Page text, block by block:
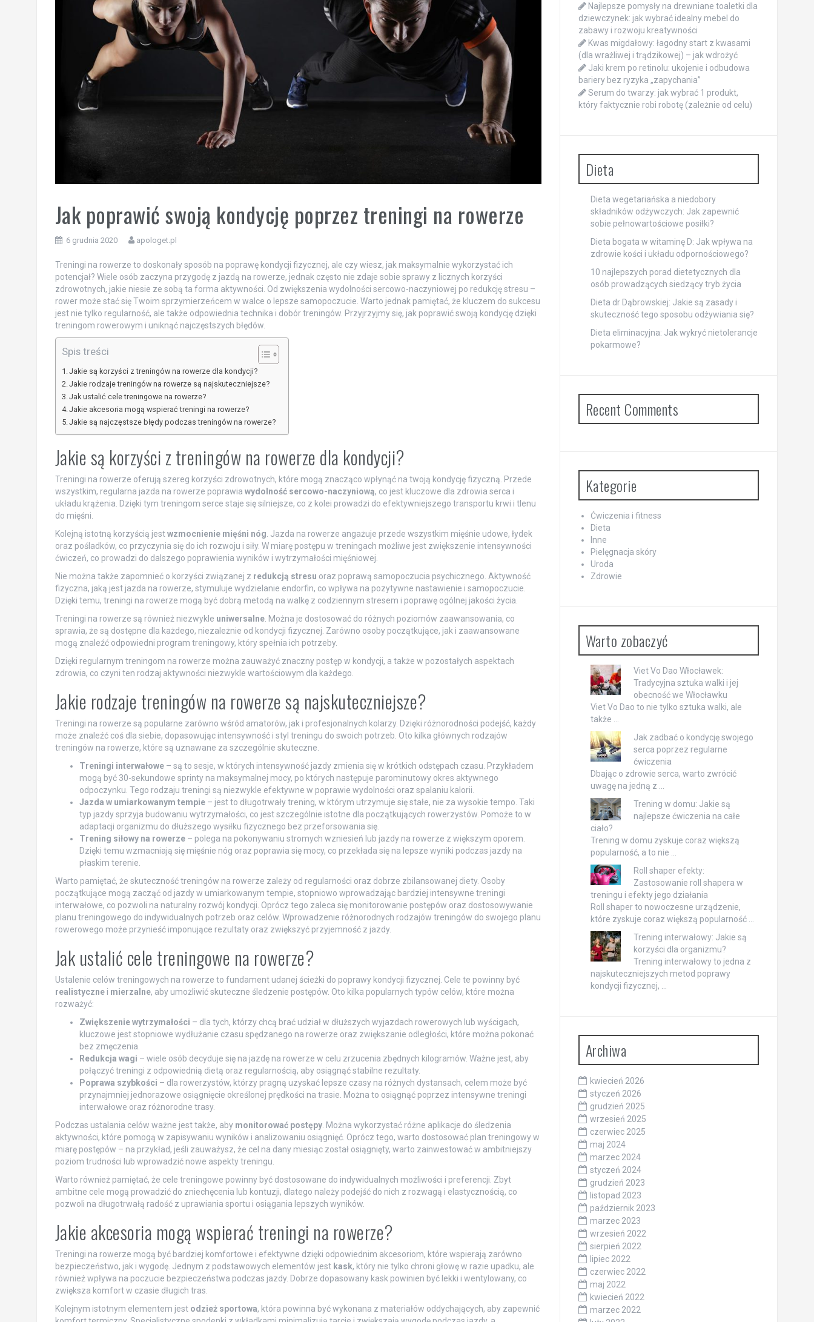
Jak poprawić swoją kondycję poprzez treningi na rowerze
6 grudnia 2020 apologet.pl
Treningi na rowerze to doskonały sposób na poprawę kondycji fizycznej, ale czy wiesz, jak maksymalnie wykorzystać ich
potencjał? Wiele osób zaczyna przygodę z jazdą na rowerze, jednak często nie zdaje sobie sprawy z licznych korzyści
zdrowotnych, jakie niesie ze sobą ta forma aktywności. Od zwiększenia wydolności sercowo-naczyniowej po redukcję stresu –
rower może stać się Twoim sprzymierzeńcem w walce o lepsze samopoczucie. Warto jednak pamiętać, że kluczem do sukcesu
jest nie tylko regularność, ale także odpowiednia technika i dobór treningów. Przyjrzyjmy się, jak poprawić swoją kondycję dzięki
treningom rowerowym i uniknąć najczęstszych błędów.
Spis treści
Jakie są korzyści z treningów na rowerze dla kondycji?
Jakie rodzaje treningów na rowerze są najskuteczniejsze?
Jak ustalić cele treningowe na rowerze?
Jakie akcesoria mogą wspierać treningi na rowerze?
Jakie są najczęstsze błędy podczas treningów na rowerze?
Jakie są korzyści z treningów na rowerze dla kondycji?
Treningi na rowerze oferują szereg korzyści zdrowotnych, które mogą znacząco wpłynąć na twoją kondycję fizyczną. Przede
wszystkim, regularna jazda na rowerze poprawia wydolność sercowo-naczyniową, co jest kluczowe dla zdrowia serca i
układu krążenia. Dzięki tym treningom serce staje się silniejsze, co z kolei prowadzi do efektywniejszego transportu krwi i tlenu
do mięśni.
Kolejną istotną korzyścią jestwzmocnienie mięśni nóg . Jazda na rowerze angażuje przede wszystkim mięśnie udowe, łydek
oraz pośladków, co przyczynia się do ich rozwoju i siły. W miarę postępu w treningach możliwe jest zwiększenie intensywności
ćwiczeń, co prowadzi do dalszego poprawienia wyników i wytrzymałości mięśniowej.
Nie można także zapomnieć o korzyści związanej z redukcją stresu oraz poprawą samopoczucia psychicznego. Aktywność
fizyczna, jaką jest jazda na rowerze, stymuluje wydzielanie endorfin, co wpływa na pozytywne nastawienie i samopoczucie.
Dzięki temu, treningi na rowerze mogą być dobrą metodą na walkę z codziennym stresem i poprawę ogólnej jakości życia.
Treningi na rowerze są również niezwykle uniwersalne. Można je dostosować do różnych poziomów zaawansowania, co
sprawia, że są dostępne dla każdego, niezależnie od kondycji fizycznej. Zarówno osoby początkujące, jak i zaawansowane
mogą znaleźć odpowiedni program treningowy, który spełnia ich potrzeby.
Dzięki regularnym treningom na rowerze można zauważyć znaczny postęp w kondycji, a także w pozostałych aspektach
zdrowia, co czyni ten rodzaj aktywności niezwykle wartościowym dla każdego.
Jakie rodzaje treningów na rowerze są najskuteczniejsze?
Treningi na rowerze są popularne zarówno wśród amatorów, jak i profesjonalnych kolarzy. Dzięki różnorodności podejść, każdy
może znaleźć coś dla siebie, dopasowując intensywność i styl treningu do swoich potrzeb. Oto kilka głównych rodzajów
treningów na rowerze, które są uznawane za szczególnie skuteczne.
Treningi interwałowe– są to sesje, w których intensywność jazdy zmienia się w krótkich odstępach czasu. Przykładem
mogą być 30-sekundowe sprinty na maksymalnej mocy, po których następuje parominutowy okres aktywnego
odpoczynku. Tego rodzaju treningi są niezwykle efektywne w poprawie wydolności oraz spalaniu kalorii.
Jazda w umiarkowanym tempie– jest to długotrwały trening, w którym utrzymuje się stałe, nie za wysokie tempo. Taki
typ jazdy sprzyja budowaniu wytrzymałości, co jest szczególnie istotne dla początkujących rowerzystów. Pomoże to w
adaptacji organizmu do dłuższego wysiłku fizycznego bez przeforsowania się.
Trening siłowy na rowerze– polega na pokonywaniu stromych wzniesień lub jazdy na rowerze z większym oporem.
Dzięki temu wzmacniają się mięśnie nóg oraz poprawia się mocy, co przekłada się na lepsze wyniki podczas jazdy na
płaskim terenie.
Warto pamiętać, że skuteczność treningów na rowerze zależy od regularności oraz dobrze zbilansowanej diety. Osoby
początkujące mogą zacząć od jazdy w umiarkowanym tempie, stopniowo wprowadzając bardziej intensywne treningi
interwałowe, co pozwoli na naturalny rozwój kondycji. Oprócz tego zaleca się monitorowanie postępów oraz dostosowywanie
planu treningowego do indywidualnych potrzeb oraz celów. Wprowadzenie różnorodnych rodzajów treningów do swojego planu
rowerowego może przynieść imponujące rezultaty oraz zwiększyć przyjemność z jazdy.
Jak ustalić cele treningowe na rowerze?
Ustalenie celów treningowych na rowerze to fundament udanej ścieżki do poprawy kondycji fizycznej. Cele te powinny być
realistycznei mierzalne, aby umożliwić skuteczne śledzenie postępów. Oto kilka popularnych typów celów, które można
rozważyć:
Zwiększenie wytrzymałości – dla tych, którzy chcą brać udział w dłuższych wyjazdach rowerowych lub wyścigach,
kluczowe jest stopniowe wydłużanie czasu spędzanego na rowerze oraz zwiększanie odległości, które można pokonać
bez zmęczenia.
Redukcja wagi – wiele osób decyduje się na jazdę na rowerze w celu zrzucenia zbędnych kilogramów. Ważne jest, aby
połączyć treningi z odpowiednią dietą oraz regularnością, aby osiągnąć stabilne rezultaty.
Poprawa szybkości – dla rowerzystów, którzy pragną uzyskać lepsze czasy na różnych dystansach, celem może być
przynajmniej jednorazowe osiągnięcie określonej prędkości na trasie. Można to osiągnąć poprzez intensywne treningi
interwałowe oraz różnorodne trasy.
Podczas ustalania celów ważne jest także, aby monitorować postępy. Można wykorzystać różne aplikacje do śledzenia
aktywności, które pomogą w zapisywaniu wyników i analizowaniu osiągnięć. Oprócz tego, warto dostosować plan treningowy w
miarę postępów – na przykład, jeśli zauważysz, że cel na dany miesiąc został osiągnięty, warto zainwestować w ambitniejszy
poziom trudności lub wprowadzić nowe aspekty treningu.
Warto również pamiętać, że cele treningowe powinny być dostosowane do indywidualnych możliwości i preferencji. Zbyt
ambitne cele mogą prowadzić do zniechęcenia lub kontuzji, dlatego należy podejść do nich z rozwagą i elastycznością, co
pozwoli na długotrwałą radość z uprawiania sportu i osiągania lepszych wyników.
Jakie akcesoria mogą wspierać treningi na rowerze?
Treningi na rowerze mogą być bardziej komfortowe i efektywne dzięki odpowiednim akcesoriom, które wspierają zarówno
bezpieczeństwo, jak i wygodę. Jednym z podstawowych elementów jest kask, który nie tylko chroni głowę w razie upadku, ale
również wpływa na poczucie bezpieczeństwa podczas jazdy. Dobrze dopasowany kask powinien być lekki i wentylowany, co
zwiększa komfort w czasie długich tras.
Kolejnym istotnym elementem jest odzież sportowa, która powinna być wykonana z materiałów oddychających, aby zapewnić
Najlepsze pomysły na drewniane toaletki dla
dziewczynek: jak wybrać idealny mebel do
zabawy i rozwoju kreatywności
Kwas migdałowy: łagodny start z kwasami
(dla wrażliwej i trądzikowej) – jak wdrożyć
Jaki krem po retinolu: ukojenie i odbudowa
bariery bez ryzyka „zapychania”
Serum do twarzy: jak wybrać 1 produkt,
który faktycznie robi robotę (zależnie od celu)
Dieta
Dieta wegetariańska a niedobory
składników odżywczych: Jak zapewnić
sobie pełnowartościowe posiłki?
Dieta bogata w witaminę D: Jak wpływa na
zdrowie kości i układu odpornościowego?
10 najlepszych porad dietetycznych dla
osób prowadzących siedzący tryb życia
Dieta dr Dąbrowskiej: Jakie są zasady i
skuteczność tego sposobu odżywiania się?
Dieta eliminacyjna: Jak wykryć nietolerancje
pokarmowe?
Recent Comments
Kategorie
Ćwiczenia i fitness
Dieta
Inne
Pielęgnacja skóry
Uroda
Zdrowie
Warto zobaczyć
Viet Vo Dao Włocławek:
Tradycyjna sztuka walki i jej
obecność we Włocławku
Viet Vo Dao to nie tylko sztuka walki, ale
także …
Jak zadbać o kondycję swojego
serca poprzez regularne
ćwiczenia
Dbając o zdrowie serca, warto zwrócić
uwagę na jedną z …
Trening w domu: Jakie są
najlepsze ćwiczenia na całe
ciało?
Trening w domu zyskuje coraz większą
popularność, a to nie …
Roll shaper efekty:
Zastosowanie roll shapera w
treningu i efekty jego działania
Roll shaper to nowoczesne urządzenie,
które zyskuje coraz większą popularność …
Trening interwałowy: Jakie są
korzyści dla organizmu?
Trening interwałowy to jedna z
najskuteczniejszych metod poprawy
kondycji fizycznej, …
Archiwa
kwiecień 2026
styczeń 2026
grudzień 2025
wrzesień 2025
czerwiec 2025
maj 2024
marzec 2024
styczeń 2024
grudzień 2023
listopad 2023
październik 2023
marzec 2023
wrzesień 2022
sierpień 2022
lipiec 2022
czerwiec 2022
maj 2022
kwiecień 2022
marzec 2022